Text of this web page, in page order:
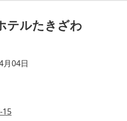
テルたきざわ
月04日
15